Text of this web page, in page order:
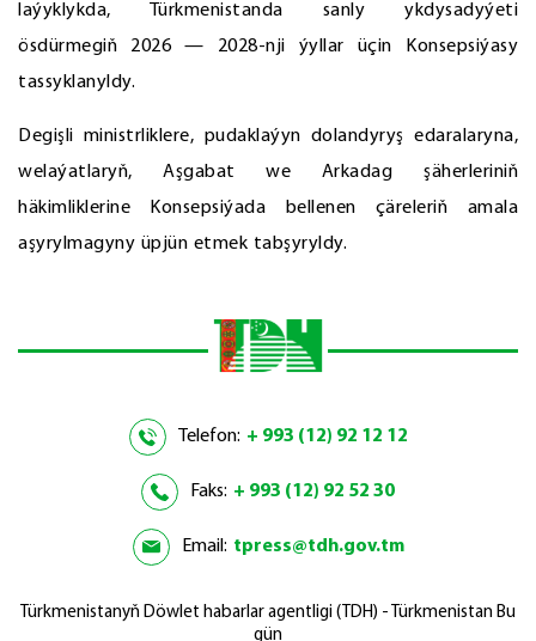
laýyklykda, Türkmenistanda sanly ykdysadyýeti
ösdürmegiň 2026 — 2028-nji ýyllar üçin Konsepsiýasy
tassyklanyldy.
Degişli ministrliklere, pudaklaýyn dolandyryş edaralaryna,
welaýatlaryň, Aşgabat we Arkadag şäherleriniň
häkimliklerine Konsepsiýada bellenen çäreleriň amala
aşyrylmagyny üpjün etmek tabşyryldy.
Telefon: + 993 (12) 92 12 12
Faks: + 993 (12) 92 52 30
Email: tpress@tdh.gov.tm
Türkmenistanyň Döwlet habarlar agentligi (TDH) - Türkmenistan Bu
gün